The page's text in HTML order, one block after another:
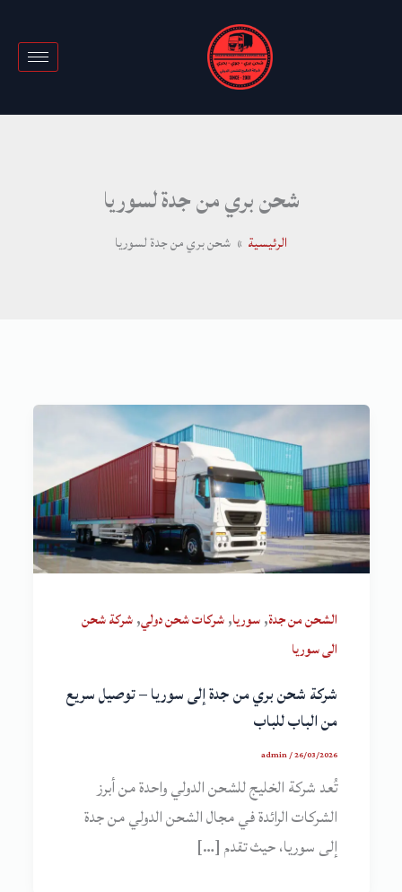
شحن بري من جدة لسوريا
الرئيسية شحن بري من جدة لسوريا
الشحن من جدة,سوريا,شركات شحن دولي,شركة شحن
الى سوريا
شركة شحن بري من جدة إلى سوريا – توصيل سريع
من الباب للباب
admin/26/03/2026
تُعد شركة الخليج للشحن الدولي واحدة من أبرز
الشركات الرائدة في مجال الشحن الدولي من جدة
إلى سوريا، حيث تقدم […]